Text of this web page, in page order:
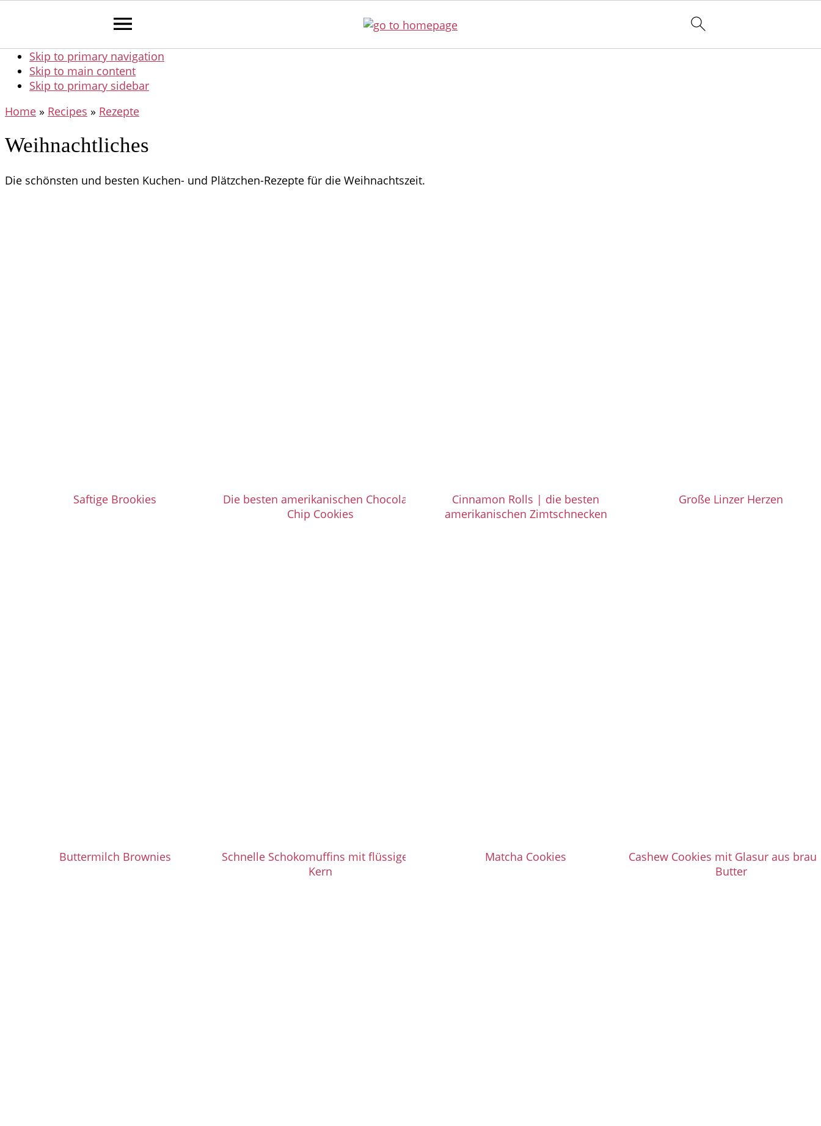
Skip to primary navigation
Skip to main content
Skip to primary sidebar
Home » Recipes » Rezepte
Weihnachtliches
Die schönsten und besten Kuchen- und Plätzchen-Rezepte für die Weihnachtszeit.
Saftige Brookies
Die besten amerikanischen Chocolate
Chip Cookies
Cinnamon Rolls | die besten
amerikanischen Zimtschnecken
Große Linzer Herzen
Buttermilch Brownies
Schnelle Schokomuffins mit flüssigem
Kern
Matcha Cookies
Cashew Cookies mit Glasur aus
Butter